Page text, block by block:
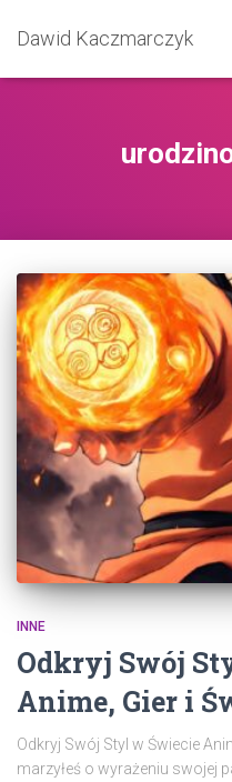
Dawid Kaczmarczyk
INNE
Odkryj Swój
Anime, Gier i
Odkryj Swój Styl w Świecie
marzyłeś o wyrażeniu swojej